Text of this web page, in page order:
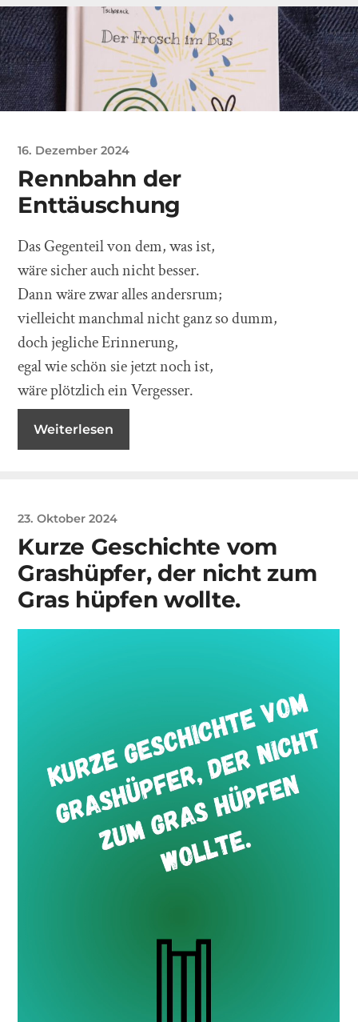
16. Dezember 2024
Rennbahn der
Enttäuschung
Das Gegenteil von dem, was ist,
wäre sicher auch nicht besser.
Dann wäre zwar alles andersrum;
vielleicht manchmal nicht ganz so dumm,
doch jegliche Erinnerung,
egal wie schön sie jetzt noch ist,
wäre plötzlich ein Vergesser.
Weiterlesen
23. Oktober 2024
Kurze Geschichte vom
Grashüpfer, der nicht zum
Gras hüpfen wollte.